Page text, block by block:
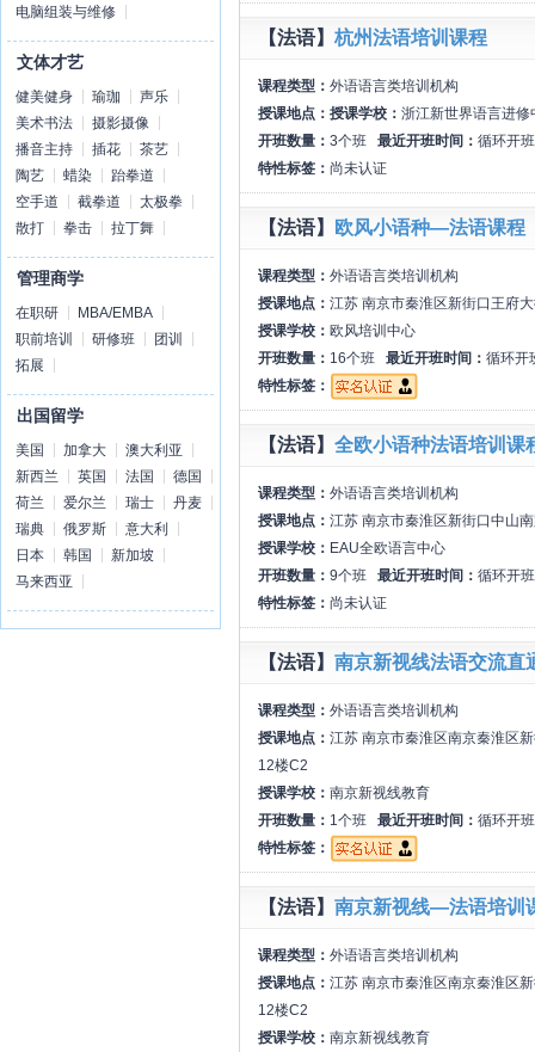
电脑组装与维修
文体才艺
健美健身 瑜珈
声乐
美术书法
摄影摄像
播音主持
插花
茶艺
陶艺
蜡染
跆拳道
空手道
截拳道
太极拳
散打
拳击 拉丁舞
管理商学
在职研
MBA/EMBA
职前培训
研修班
团训
拓展
出国留学
美国 加拿大
澳大利亚
新西兰
英国 法国
德国
荷兰
爱尔兰 瑞士
丹麦
瑞典
俄罗斯
意大利
日本
韩国
新加坡
马来西亚
【法语】 杭州法语培训课程
课程类型： 外语语言类培训机构
授课地点： 授课学校： 浙江新世界语言进修
开班数量： 3个班 最近开班时间： 循环开班
特性标签： 尚未认证
【法语】 欧风小语种—法语课程
课程类型： 外语语言类培训机构
授课地点： 江苏 南京市秦淮区新街口王府
授课学校： 欧风培训中心
开班数量： 16个班 最近开班时间： 循环开
特性标签：
【法语】 全欧小语种法语培训课
课程类型： 外语语言类培训机构
授课地点： 江苏 南京市秦淮区新街口中山
授课学校： EAU全欧语言中心
开班数量： 9个班 最近开班时间： 循环开班
特性标签： 尚未认证
【法语】 南京新视线法语交流直
课程类型： 外语语言类培训机构
授课地点： 江苏 南京市秦淮区南京秦淮区
12楼C2
授课学校： 南京新视线教育
开班数量： 1个班 最近开班时间： 循环开班
特性标签：
【法语】 南京新视线—法语培训
课程类型： 外语语言类培训机构
授课地点： 江苏 南京市秦淮区南京秦淮区
12楼C2
授课学校： 南京新视线教育